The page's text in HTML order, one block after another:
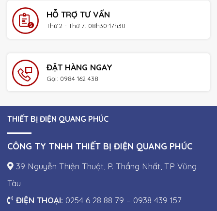
HỖ TRỢ TƯ VẤN
Thứ 2 - Thứ 7: 08h30-17h30
ĐẶT HÀNG NGAY
Gọi: 0984 162 438
THIẾT BỊ ĐIỆN QUANG PHÚC
CÔNG TY TNHH THIẾT BỊ ĐIỆN QUANG PHÚC
39 Nguyễn Thiện Thuật, P. Thắng Nhất, TP Vũng
Tàu
ĐIỆN THOẠI: 0254 6 28 88 79 – 0938 439 157